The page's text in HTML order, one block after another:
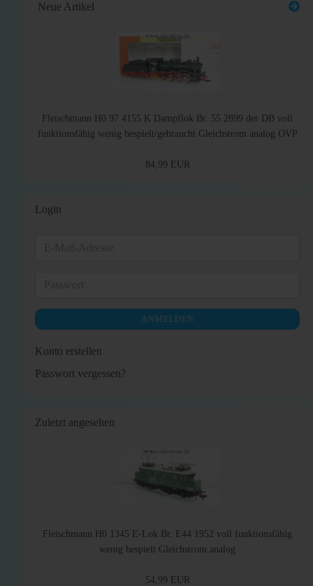
Neue Artikel
Fleischmann H0 97 4155 K Dampflok Br. 55 2899 der DB voll
funktionsfähig wenig bespielt/gebraucht Gleichstrom analog OVP
84,99 EUR
Login
ANMELDEN
Konto erstellen
Passwort vergessen?
Zuletzt angesehen
Fleischmann H0 1345 E-Lok Br. E44 1952 voll funktionsfähig
wenig bespielt Gleichstrom analog
54,99 EUR